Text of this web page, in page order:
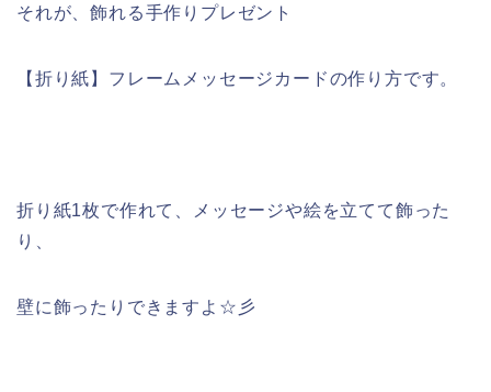
それが、飾れる手作りプレゼント
【折り紙】フレームメッセージカードの作り方です。
折り紙1枚で作れて、メッセージや絵を立てて飾った
り、
壁に飾ったりできますよ☆彡